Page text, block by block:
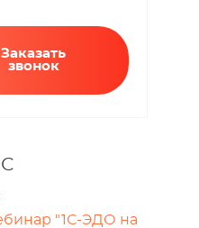
Заказать
звонок
"1С-ЭДО на